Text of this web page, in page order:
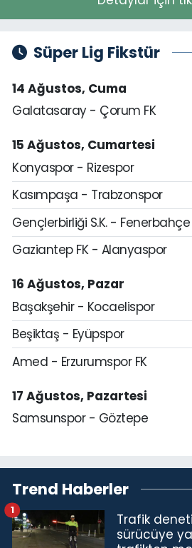
Süper Lig Fikstür
14 Ağustos, Cuma
Galatasaray - Çorum FK
15 Ağustos, Cumartesi
Konyaspor - Rizespor
Kasımpaşa - Trabzonspor
Gençlerbirliği S.K. - Fenerbahçe
Gaziantep FK - Alanyaspor
16 Ağustos, Pazar
Başakşehir - Kocaelispor
Beşiktaş - Eyüpspor
Amed - Erzurumspor FK
17 Ağustos, Pazartesi
Samsunspor - Göztepe
Trend Haberler
Trafik
sürücüye
1